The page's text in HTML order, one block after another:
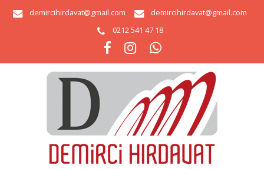
demircihirdavat@gmail.com
demircihirdavat@gmail.com
0212 541 47 18